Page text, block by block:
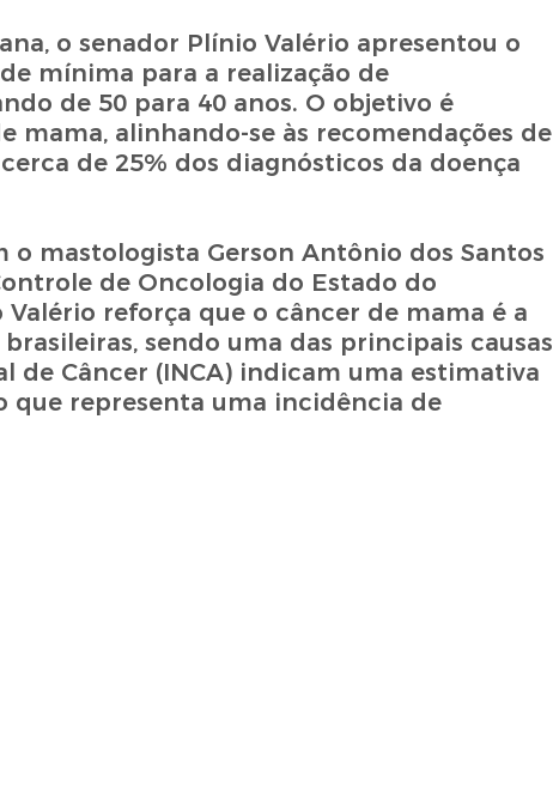
o senador Plínio Valério apresentou o
mínima para a realização de
de 50 para 40 anos. O objetivo é
alinhando-se às recomendações de
de 25% dos diagnósticos da doença
mastologista Gerson Antônio dos Santos
de Oncologia do Estado do
reforça que o câncer de mama é a
sendo uma das principais causas
Câncer (INCA) indicam uma estimativa
que representa uma incidência de